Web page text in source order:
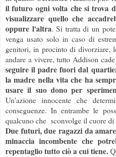
il futuro ogni volta che si trova
visualizzare quello che
oppure l'altra. Si tratta di un
venga usato solo in caso di
genitori, in procinto di divorziare,
andare a vivere, tutto Addison
seguire il padre fuori dal
la madre nella vita che ha
usare il suo dono per
Un'azione innocente che
conseguenze. In entrambe le
qualcuno che sconvolge il cuore
Due futuri, due ragazzi da
minaccia incombente che
repentaglio tutto ciò a cui tiene.